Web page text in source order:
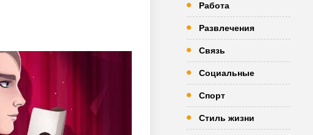
Работа
Развлечения
Связь
Социальные
Спорт
Стиль жизни